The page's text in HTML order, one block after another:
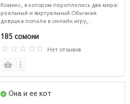
Комикс, в котором переплелись два мира:
реальный и виртуальный.Обычная
девушка попала в онлайн игру,..
185 сомони
Нет отзывов
Она и ее кот